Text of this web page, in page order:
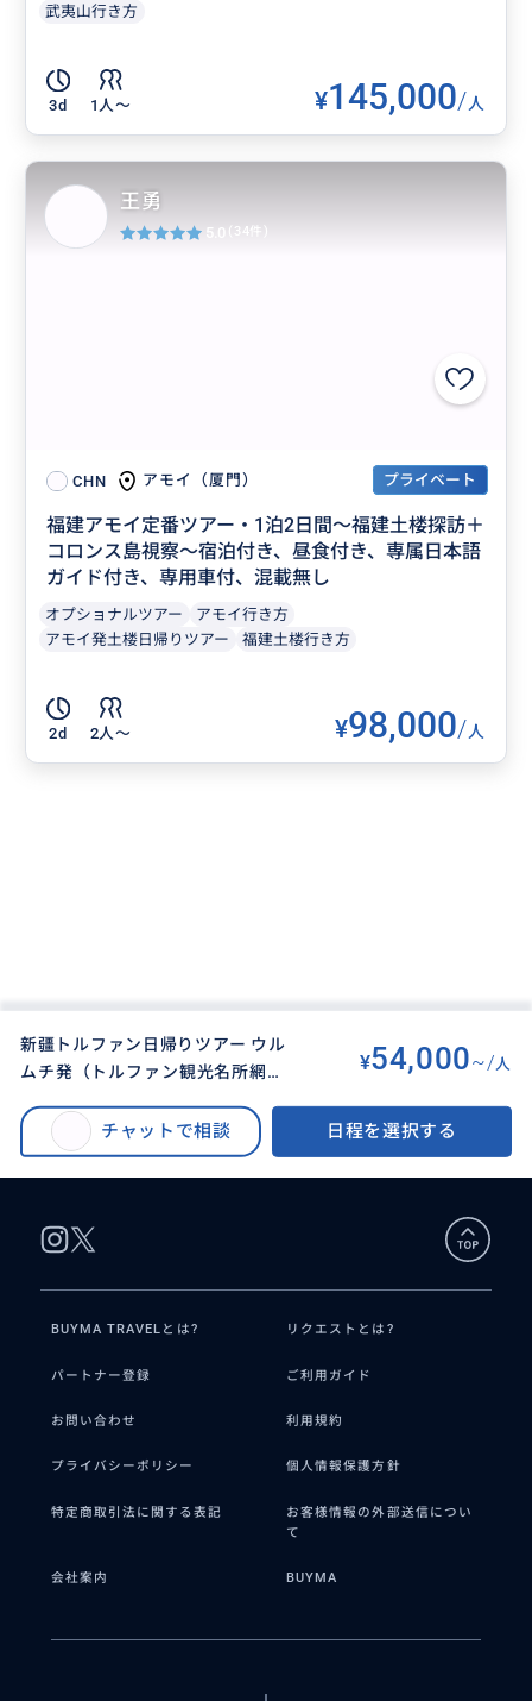
武夷山行き方
3d 1人〜 ¥145,000/人
CHN アモイ（厦門） プライベート
福建アモイ定番ツアー・1泊2日間～福建土楼探訪＋
コロンス島視察～宿泊付き、昼食付き、専属日本語
ガイド付き、専用車付、混載無し
オプショナルツアー
アモイ行き方
アモイ発土楼日帰りツアー
福建土楼行き方
2d 2人〜 ¥98,000/人
王勇
5.0 (34件)
新疆トルファン日帰りツアー ウル
ムチ発（トルファン観光名所網羅
ター/昼食付）
¥54,000~/ 人
チャットで相談 日程を選択する
新疆トルファン日帰りツアー ウルムチ発（トルファン観光名所網羅＆日本語
ガイドと車の貸切チャーター/昼食付）
BUYMA TRAVELとは? リクエストとは?
パートナー登録 ご利用ガイド
お問い合わせ 利用規約
プライバシーポリシー 個人情報保護方針
特定商取引法に関する表記
お客様情報の外部送信につい
て
会社案内 BUYMA